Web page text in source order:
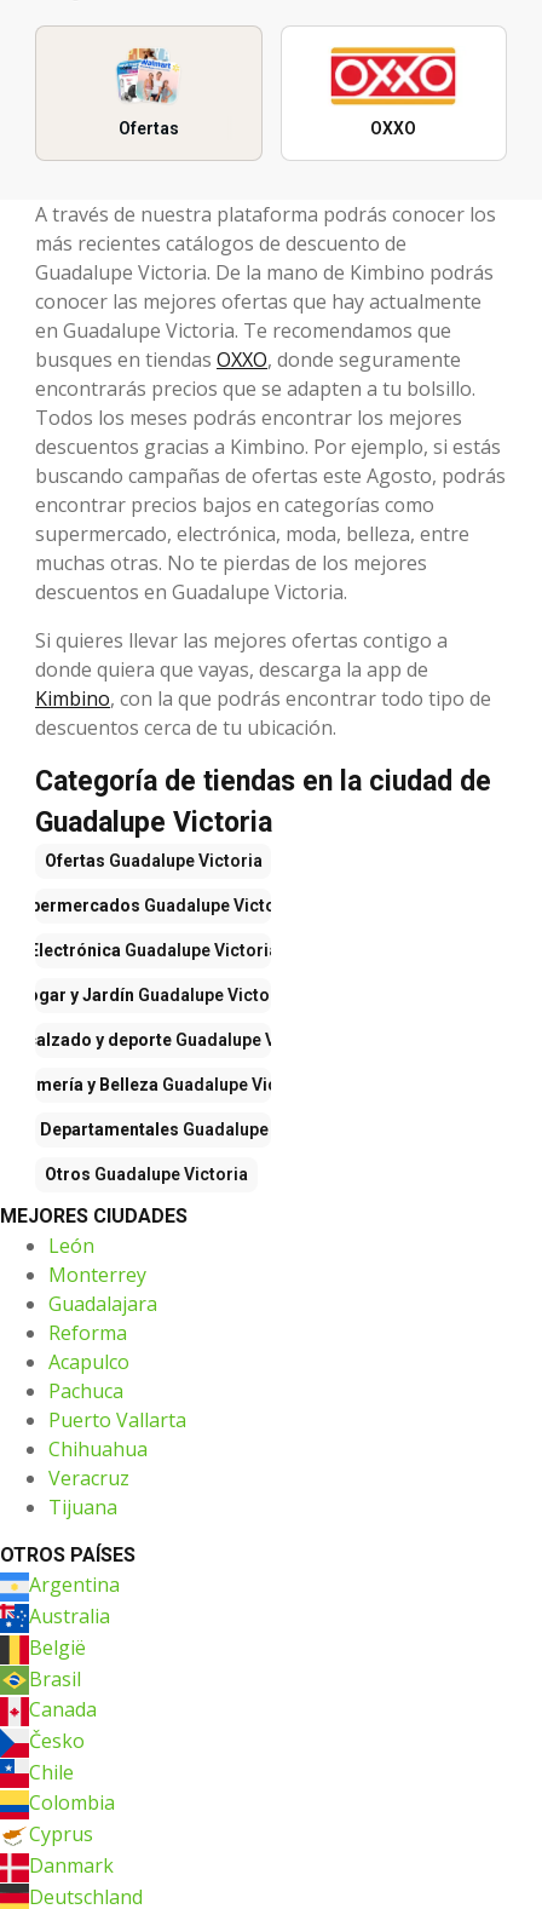
Ofertas OXXO
A través de nuestra plataforma podrás conocer los
más recientes catálogos de descuento de
Guadalupe Victoria. De la mano de Kimbino podrás
conocer las mejores ofertas que hay actualmente
en Guadalupe Victoria. Te recomendamos que
busques en tiendas OXXO, donde seguramente
encontrarás precios que se adapten a tu bolsillo.
Todos los meses podrás encontrar los mejores
descuentos gracias a Kimbino. Por ejemplo, si estás
buscando campañas de ofertas este Agosto, podrás
encontrar precios bajos en categorías como
supermercado, electrónica, moda, belleza, entre
muchas otras. No te pierdas de los mejores
descuentos en Guadalupe Victoria.
Si quieres llevar las mejores ofertas contigo a
donde quiera que vayas, descarga la app de
Kimbino, con la que podrás encontrar todo tipo de
descuentos cerca de tu ubicación.
Categoría de tiendas en la ciudad de
Guadalupe Victoria
Ofertas Guadalupe Victoria
Supermercados Guadalupe Victoria
ElectrónicaGuadalupe Victoria
Hogar y Jardín Guadalupe Victoria
calzado y deporte Guadalupe Victoria
y BellezaGuadalupe Victoria
Departamentales Guadalupe Victoria
Otros Guadalupe Victoria
MEJORES CIUDADES
León
Monterrey
Guadalajara
Reforma
Acapulco
Pachuca
Puerto Vallarta
Chihuahua
Veracruz
Tijuana
OTROS PAÍSES
Argentina
Australia
België
Brasil
Canada
Česko
Chile
Colombia
Cyprus
Danmark
Deutschland